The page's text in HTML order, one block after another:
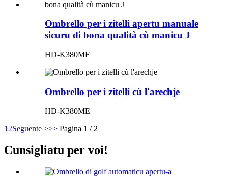
Ombrello per i zitelli apertu manuale
sicuru di bona qualità cù manicu J
HD-K380MF
Ombrello per i zitelli cù l'arechje
HD-K380ME
1 2Seguente >>> Pagina 1 / 2
Cunsigliatu per voi!